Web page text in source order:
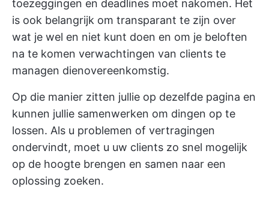
toezeggingen en deadlines moet nakomen. Het
is ook belangrijk om transparant te zijn over
wat je wel en niet kunt doen en om je beloften
na te komen verwachtingen van clients te
managen dienovereenkomstig.
Op die manier zitten jullie op dezelfde pagina en
kunnen jullie samenwerken om dingen op te
lossen. Als u problemen of vertragingen
ondervindt, moet u uw clients zo snel mogelijk
op de hoogte brengen en samen naar een
oplossing zoeken.